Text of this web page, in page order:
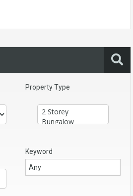
Property Type
Keyword